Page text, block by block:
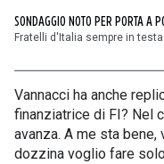
SONDAGGIO NOTO PER PORTA A
Fratelli d'Italia sempre in
Vannacci ha anche
finanziatrice di FI? Nel
avanza. A me sta
dozzina voglio fare